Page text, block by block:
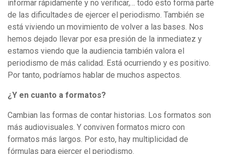
informar rápidamente y no verificar,… todo esto forma parte
de las dificultades de ejercer el periodismo. También se
está viviendo un movimiento de volver a las bases. Nos
hemos dejado llevar por esa presión de la inmediatez y
estamos viendo que la audiencia también valora el
periodismo de más calidad. Está ocurriendo y es positivo.
Por tanto, podríamos hablar de muchos aspectos.
¿Y en cuanto a formatos?
Cambian las formas de contar historias. Los formatos son
más audiovisuales. Y conviven formatos micro con
formatos más largos. Por esto, hay multiplicidad de
fórmulas para ejercer el periodismo.